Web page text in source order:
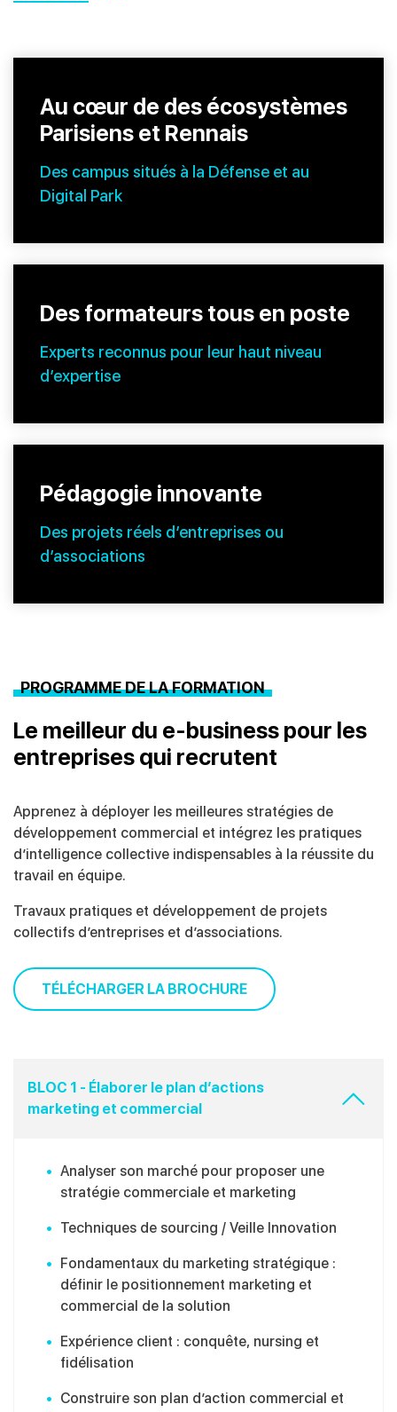
Au cœur de des écosystèmes
Parisiens et Rennais
Des campus situés à la Défense et au
Digital Park
Des formateurs tous en poste
Experts reconnus pour leur haut niveau
d’expertise
Pédagogie innovante
Des projets réels d’entreprises ou
d’associations
PROGRAMME DE LA FORMATION
Le meilleur du e-business pour les
entreprises qui recrutent
Apprenez à déployer les meilleures stratégies de
développement commercial et intégrez les pratiques
d’intelligence collective indispensables à la réussite du
travail en équipe.
Travaux pratiques et développement de projets
collectifs d’entreprises et d’associations.
TÉLÉCHARGER LA BROCHURE
BLOC 1 - Élaborer le plan d’actions
marketing et commercial
Analyser son marché pour proposer une
stratégie commerciale et marketing
Techniques de sourcing / Veille Innovation
Fondamentaux du marketing stratégique :
définir le positionnement marketing et
commercial de la solution
Expérience client : conquête, nursing et
fidélisation
Construire son plan d’action commercial et